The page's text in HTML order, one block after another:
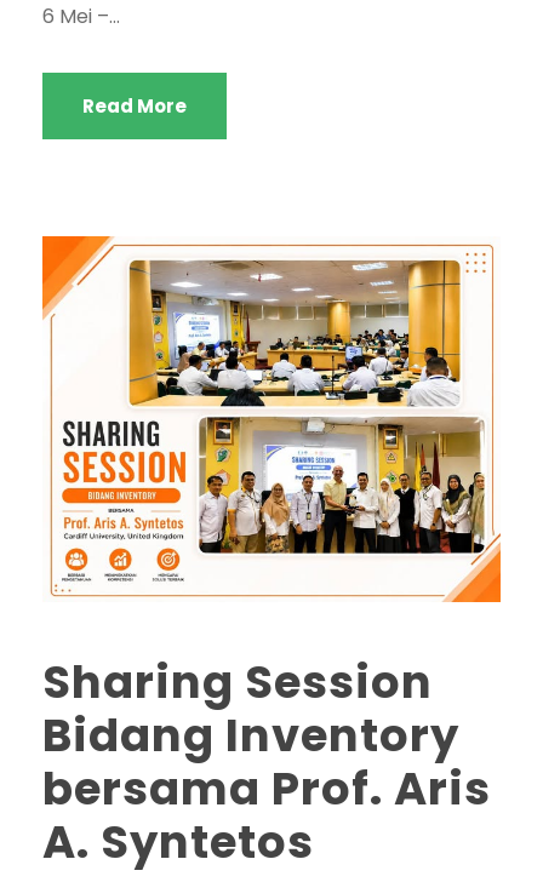
6 Mei –...
Read More
Sharing Session
Bidang Inventory
bersama Prof. Aris
A. Syntetos